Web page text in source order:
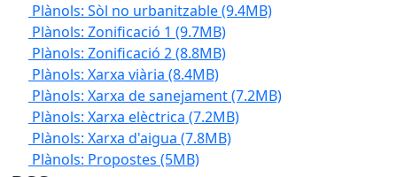
Plànols: Sòl no urbanitzable(9.4MB)
Plànols: Zonificació 1 (9.7MB)
Plànols: Zonificació 2(8.8MB)
Plànols: Xarxa viària (8.4MB)
Plànols: Xarxa de sanejament(7.2MB)
Plànols: Xarxa elèctrica (7.2MB)
Plànols: Xarxa d'aigua (7.8MB)
Plànols: Propostes (5MB)